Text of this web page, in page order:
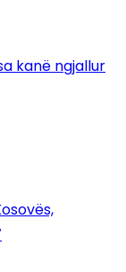
kanë ngjallur